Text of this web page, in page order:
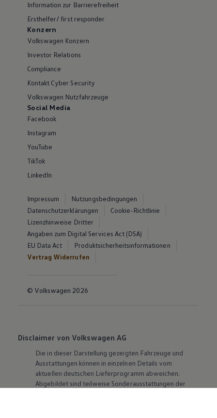
Information zur Barrierefreiheit
Ersthelfer/ first responder
Konzern
Volkswagen Konzern
Investor Relations
Compliance
Kontakt Cyber Security
Volkswagen Nutzfahrzeuge
Social Media
Facebook
Instagram
YouTube
TikTok
LinkedIn
Impressum
Nutzungsbedingungen
Datenschutzerklärungen
Cookie-Richtlinie
Lizenzhinweise Dritter
Angaben zum Digital Services Act (DSA)
EU Data Act
Produktsicherheitsinformationen
Vertrag Widerrufen
© Volkswagen 2026
Disclaimer von Volkswagen AG
Die in dieser Darstellung gezeigten Fahrzeuge und
Ausstattungen können in einzelnen Details vom
aktuellen deutschen Lieferprogramm abweichen.
Abgebildet sind teilweise Sonderausstattungen der